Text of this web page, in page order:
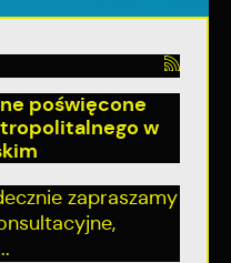
poświęcone
w
zapraszamy